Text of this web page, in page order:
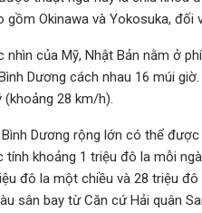
Okinawa và Yokosuka, đối
của Mỹ, Nhật Bản nằm ở
Dương cách nhau 16 múi
28 km/h).
Dương rộng lớn có thể
khoảng 1 triệu đô la mỗi
đô la một chiều và 28 triệu
sân bay từ Căn cứ Hải quân